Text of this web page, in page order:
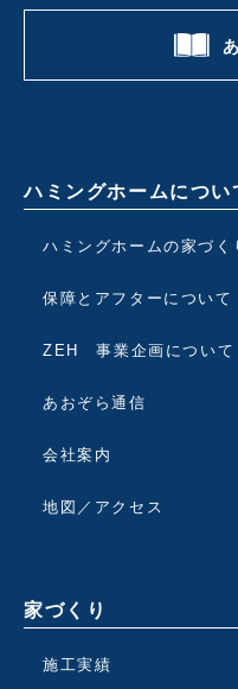
ハミングホームについ
ハミングホームの家づく
保障とアフターについて
ZEH 事業企画について
あおぞら通信
会社案内
地図／アクセス
家づくり
施工実績